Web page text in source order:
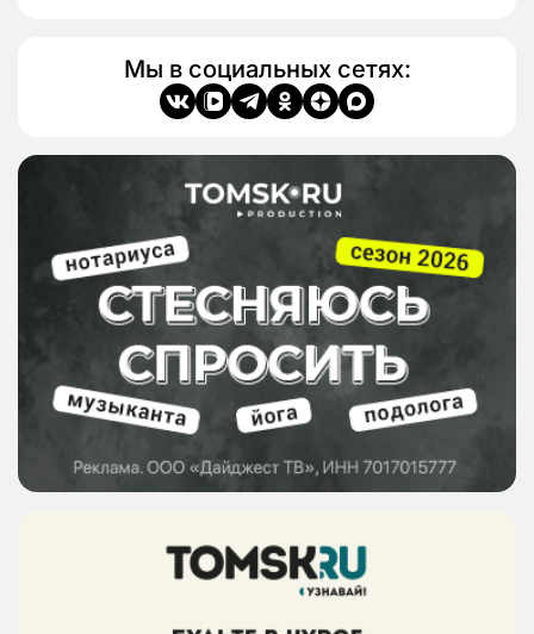
Мы в социальных сетях: